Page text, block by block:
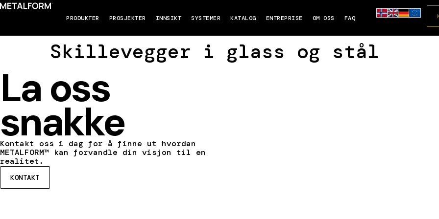
PRODUKTER PROSJEKTER INNSIKT SYSTEMER KATALOG ENTREPRISE OM OSS FAQ
Skillevegger i glass og stål
La oss
snakke
Kontakt oss i dag for å finne ut hvordan
METALFORM™ kan forvandle din visjon til en
realitet.
KONTAKT